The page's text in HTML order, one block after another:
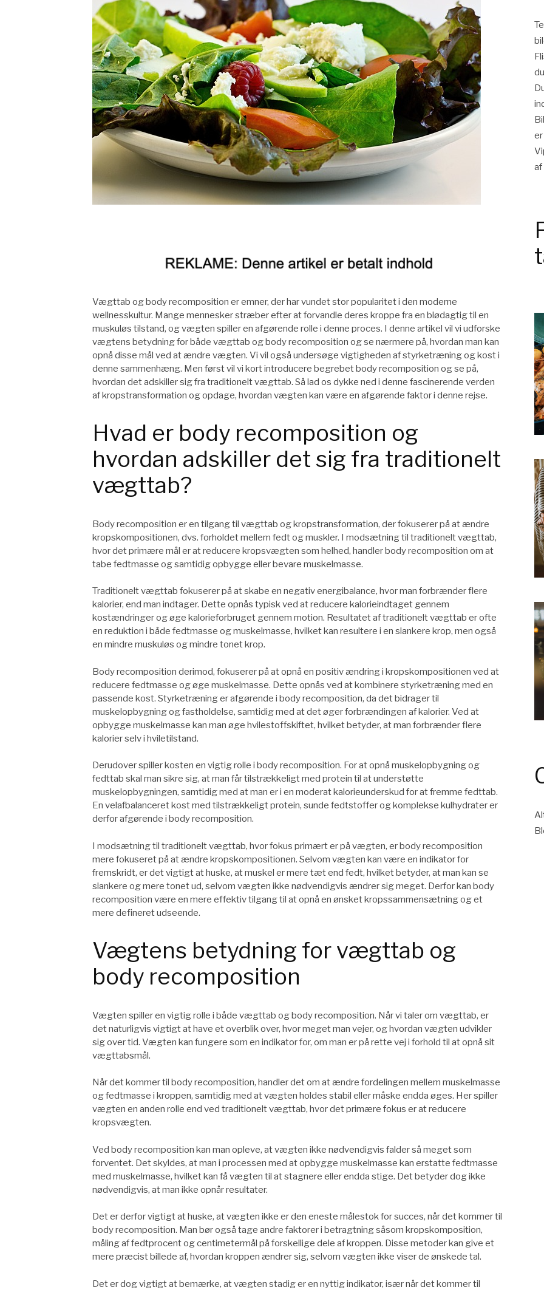
Vægttab og body recomposition er emner, der har vundet stor popularitet i den moderne
wellnesskultur. Mange mennesker stræber efter at forvandle deres kroppe fra en blødagtig til en
muskuløs tilstand, og vægten spiller en afgørende rolle i denne proces. I denne artikel vil vi udforske
vægtens betydning for både vægttab og body recomposition og se nærmere på, hvordan man kan
opnå disse mål ved at ændre vægten. Vi vil også undersøge vigtigheden af styrketræning og kost i
denne sammenhæng. Men først vil vi kort introducere begrebet body recomposition og se på,
hvordan det adskiller sig fra traditionelt vægttab. Så lad os dykke ned i denne fascinerende verden
af kropstransformation og opdage, hvordan vægten kan være en afgørende faktor i denne rejse.
Hvad er body recomposition og
hvordan adskiller det sig fra traditionelt
vægttab?
Body recomposition er en tilgang til vægttab og kropstransformation, der fokuserer på at ændre
kropskompositionen, dvs. forholdet mellem fedt og muskler. I modsætning til traditionelt vægttab,
hvor det primære mål er at reducere kropsvægten som helhed, handler body recomposition om at
tabe fedtmasse og samtidig opbygge eller bevare muskelmasse.
Traditionelt vægttab fokuserer på at skabe en negativ energibalance, hvor man forbrænder flere
kalorier, end man indtager. Dette opnås typisk ved at reducere kalorieindtaget gennem
kostændringer og øge kalorieforbruget gennem motion. Resultatet af traditionelt vægttab er ofte
en reduktion i både fedtmasse og muskelmasse, hvilket kan resultere i en slankere krop, men også
en mindre muskuløs og mindre tonet krop.
Body recomposition derimod, fokuserer på at opnå en positiv ændring i kropskompositionen ved at
reducere fedtmasse og øge muskelmasse. Dette opnås ved at kombinere styrketræning med en
passende kost. Styrketræning er afgørende i body recomposition, da det bidrager til
muskelopbygning og fastholdelse, samtidig med at det øger forbrændingen af kalorier. Ved at
opbygge muskelmasse kan man øge hvilestoffskiftet, hvilket betyder, at man forbrænder flere
kalorier selv i hviletilstand.
Derudover spiller kosten en vigtig rolle i body recomposition. For at opnå muskelopbygning og
fedttab skal man sikre sig, at man får tilstrækkeligt med protein til at understøtte
muskelopbygningen, samtidig med at man er i en moderat kalorieunderskud for at fremme fedttab.
En velafbalanceret kost med tilstrækkeligt protein, sunde fedtstoffer og komplekse kulhydrater er
derfor afgørende i body recomposition.
I modsætning til traditionelt vægttab, hvor fokus primært er på vægten, er body recomposition
mere fokuseret på at ændre kropskompositionen. Selvom vægten kan være en indikator for
fremskridt, er det vigtigt at huske, at muskel er mere tæt end fedt, hvilket betyder, at man kan se
slankere og mere tonet ud, selvom vægten ikke nødvendigvis ændrer sig meget. Derfor kan body
recomposition være en mere effektiv tilgang til at opnå en ønsket kropssammensætning og et
mere defineret udseende.
Vægtens betydning for vægttab og
body recomposition
Vægten spiller en vigtig rolle i både vægttab og body recomposition. Når vi taler om vægttab, er
det naturligvis vigtigt at have et overblik over, hvor meget man vejer, og hvordan vægten udvikler
sig over tid. Vægten kan fungere som en indikator for, om man er på rette vej i forhold til at opnå sit
vægttabsmål.
Når det kommer til body recomposition, handler det om at ændre fordelingen mellem muskelmasse
og fedtmasse i kroppen, samtidig med at vægten holdes stabil eller måske endda øges. Her spiller
vægten en anden rolle end ved traditionelt vægttab, hvor det primære fokus er at reducere
kropsvægten.
Ved body recomposition kan man opleve, at vægten ikke nødvendigvis falder så meget som
forventet. Det skyldes, at man i processen med at opbygge muskelmasse kan erstatte fedtmasse
med muskelmasse, hvilket kan få vægten til at stagnere eller endda stige. Det betyder dog ikke
nødvendigvis, at man ikke opnår resultater.
Det er derfor vigtigt at huske, at vægten ikke er den eneste målestok for succes, når det kommer til
body recomposition. Man bør også tage andre faktorer i betragtning såsom kropskomposition,
måling af fedtprocent og centimetermål på forskellige dele af kroppen. Disse metoder kan give et
mere præcist billede af, hvordan kroppen ændrer sig, selvom vægten ikke viser de ønskede tal.
Det er dog vigtigt at bemærke, at vægten stadig er en nyttig indikator, især når det kommer til
af